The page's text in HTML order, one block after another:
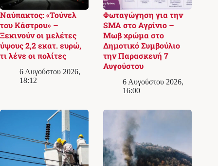
Ναύπακτος: «Τούνελ
του Κάστρου» –
Ξεκινούν οι μελέτες
ύψους 2,2 εκατ. ευρώ,
τι λένε οι πολίτες
6 Αυγούστου 2026,
18:12
Φωταγώγηση για την
SMA στο Αγρίνιο –
Μωβ χρώμα στο
Δημοτικό Συμβούλιο
την Παρασκευή 7
Αυγούστου
6 Αυγούστου 2026,
16:00